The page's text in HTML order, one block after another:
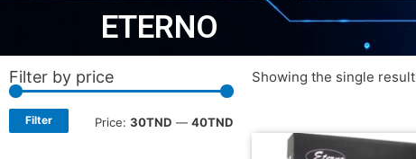
ETERNO
Filter by price
Filter Price: 30TND — 40TND
Showing the single result